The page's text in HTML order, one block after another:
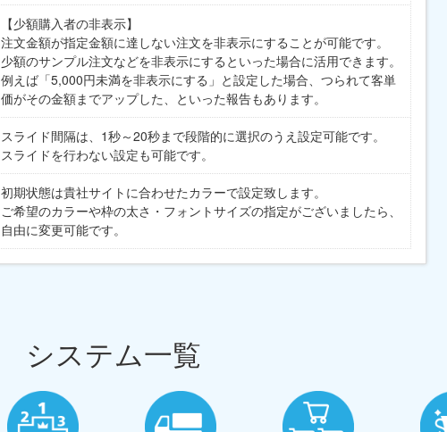
【少額購入者の非表示】
注文金額が指定金額に達しない注文を非表示にすることが可能です。
少額のサンプル注文などを非表示にするといった場合に活用できます。
例えば「5,000円未満を非表示にする」と設定した場合、つられて客単
価がその金額までアップした、といった報告もあります。
スライド間隔は、1秒～20秒まで段階的に選択のうえ設定可能です。
スライドを行わない設定も可能です。
初期状態は貴社サイトに合わせたカラーで設定致します。
ご希望のカラーや枠の太さ・フォントサイズの指定がございましたら、
自由に変更可能です。
システム一覧